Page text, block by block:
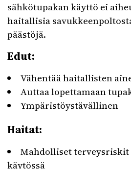
sähkötupakan käyttö ei
haitallisia
päästöjä.
Edut:
Vähentää haitallisten
Auttaa lopettamaan
Ympäristöystävällinen
Haitat:
Mahdolliset terveysriskit
käytössä